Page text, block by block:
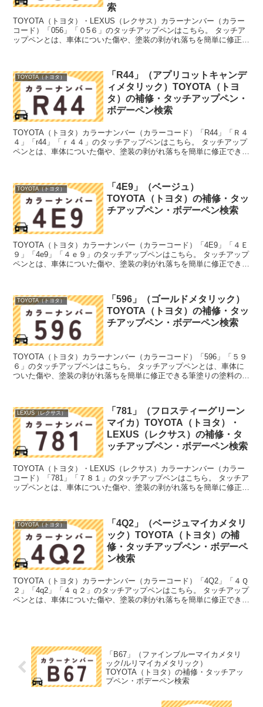
索
TOYOTA（トヨタ）・LEXUS（レクサス）カラーナンバー（カラー
コード）「056」「０5６」のタッチアップペンはこちら。 タッチア
ップペンとは、車体についた傷や、塗装の剥がれ落ちを簡単に修正で
TOYOTA（トヨタ）
「R44」（アプリコットキャンデ
ィメタリック）TOYOTA（トヨ
タ）の補修・タッチアップペン・
ボデーペン検索
TOYOTA（トヨタ）カラーナンバー（カラーコード）「R44」「Ｒ４
４」「r44」「ｒ４４」のタッチアップペンはこちら。 タッチアップ
ペンとは、車体についた傷や、塗装の剥がれ落ちを簡単に修正できる
TOYOTA（トヨタ）
「4E9」（ベージュ）
TOYOTA（トヨタ）の補修・タッ
チアップペン・ボデーペン検索
TOYOTA（トヨタ）カラーナンバー（カラーコード）「4E9」「４Ｅ
９」「4e9」「４ｅ９」のタッチアップペンはこちら。 タッチアップ
ペンとは、車体についた傷や、塗装の剥がれ落ちを簡単に修正できる
TOYOTA（トヨタ）
「596」（ゴールドメタリック）
TOYOTA（トヨタ）の補修・タッ
チアップペン・ボデーペン検索
TOYOTA（トヨタ）カラーナンバー（カラーコード）「596」「５９
６」のタッチアップペンはこちら。 タッチアップペンとは、車体に
ついた傷や、塗装の剥がれ落ちを簡単に修正できる筆塗りの塗料のこ
LEXUS（レクサス）
「781」（フロスティーグリーン
マイカ）TOYOTA（トヨタ）・
LEXUS（レクサス）の補修・タ
ッチアップペン・ボデーペン検索
TOYOTA（トヨタ）・LEXUS（レクサス）カラーナンバー（カラー
コード）「781」「７８１」のタッチアップペンはこちら。 タッチア
ップペンとは、車体についた傷や、塗装の剥がれ落ちを簡単に修正で
TOYOTA（トヨタ）
「4Q2」（ベージュマイカメタリ
ック）TOYOTA（トヨタ）の補
修・タッチアップペン・ボデーペ
ン検索
TOYOTA（トヨタ）カラーナンバー（カラーコード）「4Q2」「４Ｑ
２」「4q2」「４ｑ２」のタッチアップペンはこちら。 タッチアップ
ペンとは、車体についた傷や、塗装の剥がれ落ちを簡単に修正できる
「B67」（ファインブルーマイカメタリ
ック/ルリマイカメタリック）
TOYOTA（トヨタ）の補修・タッチアッ
プペン・ボデーペン検索